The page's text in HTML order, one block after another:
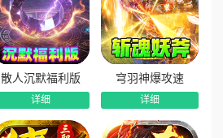
散人沉默福利版
详细
穹羽神爆攻速
详细